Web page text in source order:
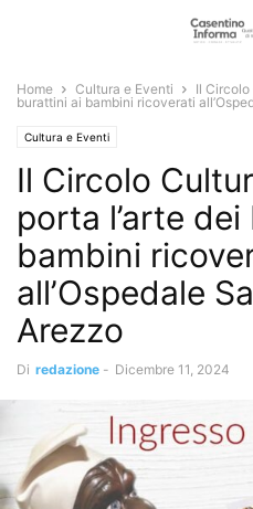
Home Cultura e Eventi
Il Circolo
burattini ai bambini ricoverati
Cultura e Eventi
Il Circolo
porta l’arte
bambini
all’Ospedale
Arezzo
Di redazione - Dicembre 11, 2024